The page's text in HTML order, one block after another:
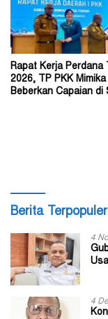
Rapat Kerja Perdana
2026, TP PKK Mimika
Beberkan Capaian di
Berita Terpopuler
4
4